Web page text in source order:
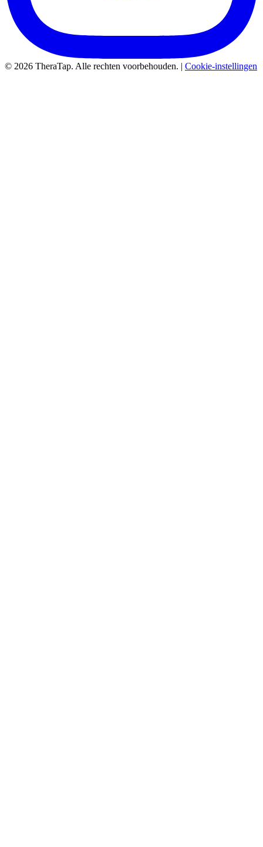
© 2026 TheraTap. Alle rechten voorbehouden. | Cookie-instellingen